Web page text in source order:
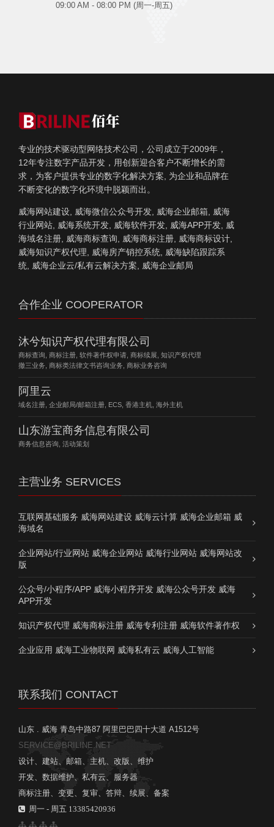
09:00 AM - 08:00 PM (周一-周五)
专业的技术驱动型网络技术公司，公司成立于2009年，
12年专注数字产品开发，用创新迎合客户不断增长的需
求，为客户提供专业的数字化解决方案, 为企业和品牌在
不断变化的数字化环境中脱颖而出。
威海网站建设, 威海微信公众号开发, 威海企业邮箱, 威海
行业网站, 威海系统开发, 威海软件开发, 威海APP开发, 威
海域名注册, 威海商标查询, 威海商标注册, 威海商标设计,
威海知识产权代理, 威海房产销控系统, 威海缺陷跟踪系
统, 威海企业云/私有云解决方案, 威海企业邮局
合作企业 COOPERATOR
沐兮知识产权代理有限公司
商标查询, 商标注册, 软件著作权申请, 商标续展, 知识产权代理
撤三业务, 商标类法律文书咨询业务, 商标业务咨询
阿里云
域名注册, 企业邮局/邮箱注册, ECS, 香港主机, 海外主机
山东游宝商务信息有限公司
商务信息咨询, 活动策划
主营业务 SERVICES
互联网基础服务 威海网站建设 威海云计算 威海企业邮箱 威
海域名
企业网站/行业网站 威海企业网站 威海行业网站 威海网站改
版
公众号/小程序/APP 威海小程序开发 威海公众号开发 威海
APP开发
知识产权代理 威海商标注册 威海专利注册 威海软件著作权
企业应用 威海工业物联网 威海私有云 威海人工智能
联系我们 CONTACT
山东 . 威海 青岛中路87 阿里巴巴四十大道 A1512号
SERVICE@BRILINE.NET
设计、建站、邮箱、主机、改版、维护
开发、数据维护、私有云、服务器
商标注册、变更、复审、答辩、续展、备案
周一 - 周五 13385420936